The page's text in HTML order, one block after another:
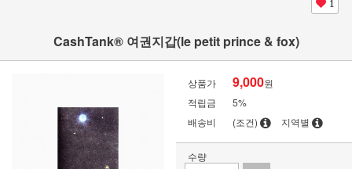
1
CashTank® 여권지갑(le petit prince & fox)
상품가 9,000원
적립금
5%
배송비
(조건) 지역별
수량